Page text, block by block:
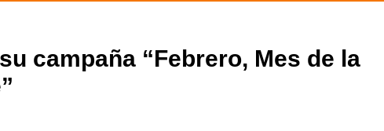
campaña “Febrero, Mes de la